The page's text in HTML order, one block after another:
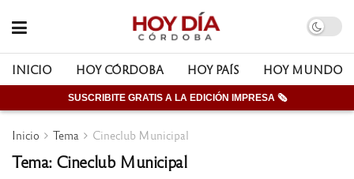
INICIO HOY CÓRDOBA HOY PAÍS HOY MUNDO
SUSCRIBITE GRATIS A LA EDICIÓN IMPRESA 🗞
Inicio Tema Cineclub Municipal
Tema: Cineclub Municipal